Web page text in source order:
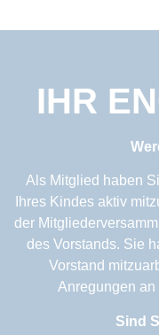
IHR
Als Mitglied haben
Ihres Kindes aktiv
der
des Vorstands. Sie
Vorstand
Anregungen an
Sind